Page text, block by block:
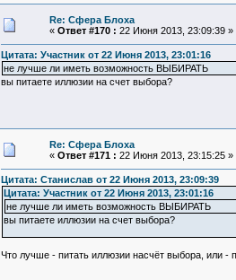
Re: Сфера Блоха
« Ответ #170 : 22 Июня 2013, 23:09:39 »
Цитата: Участник от 22 Июня 2013, 23:01:16
не лучше ли иметь возможность ВЫБИРАТЬ
вы питаете иллюзии на счет выбора?
Re: Сфера Блоха
« Ответ #171 : 22 Июня 2013, 23:15:25 »
Цитата: Станислав от 22 Июня 2013, 23:09:39
Цитата: Участник от 22 Июня 2013, 23:01:16
не лучше ли иметь возможность ВЫБИРАТЬ
вы питаете иллюзии на счет выбора?
Что лучше - питать иллюзии насчёт выбора, или -